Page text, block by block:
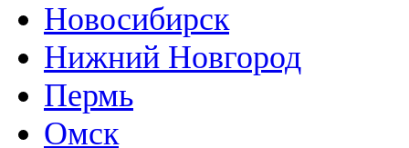
Новосибирск
Нижний Новгород
Пермь
Омск